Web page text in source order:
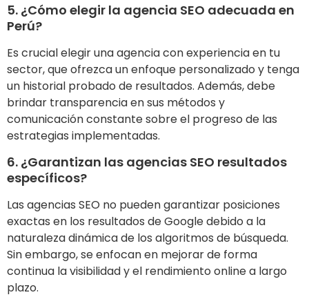
5. ¿Cómo elegir la agencia SEO adecuada en
Perú?
Es crucial elegir una agencia con experiencia en tu
sector, que ofrezca un enfoque personalizado y tenga
un historial probado de resultados. Además, debe
brindar transparencia en sus métodos y
comunicación constante sobre el progreso de las
estrategias implementadas.
6. ¿Garantizan las agencias SEO resultados
específicos?
Las agencias SEO no pueden garantizar posiciones
exactas en los resultados de Google debido a la
naturaleza dinámica de los algoritmos de búsqueda.
Sin embargo, se enfocan en mejorar de forma
continua la visibilidad y el rendimiento online a largo
plazo.